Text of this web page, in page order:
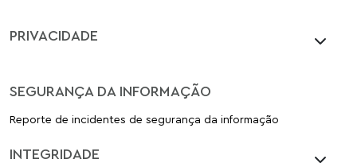
PRIVACIDADE
SEGURANÇA DA INFORMAÇÃO
Reporte de incidentes de segurança da informação
INTEGRIDADE